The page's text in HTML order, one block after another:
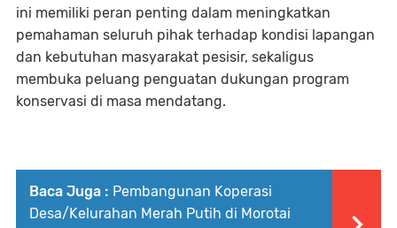
ini memiliki peran penting dalam meningkatkan
pemahaman seluruh pihak terhadap kondisi lapangan
dan kebutuhan masyarakat pesisir, sekaligus
membuka peluang penguatan dukungan program
konservasi di masa mendatang.
Baca Juga : Pembangunan Koperasi
Desa/Kelurahan Merah Putih di Morotai